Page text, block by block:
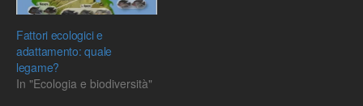
Fattori ecologici e
adattamento: quale
legame?
In "Ecologia e biodiversità"